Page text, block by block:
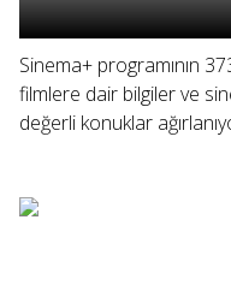
Sinema+ programının
filmlere dair bilgiler ve
değerli konuklar